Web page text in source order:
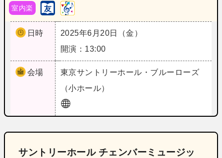
室内楽
日時
2025年6月20日（金）
開演：13:00
会場 東京サントリーホール・ブルーローズ
（小ホール）
サントリーホール チェンバーミュージッ